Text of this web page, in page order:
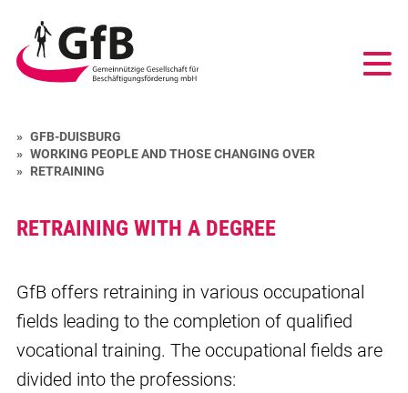
Gemeinnützige
mbH
GFB-DUISBURG
WORKING PEOPLE AND THOSE CHANGING OVER
RETRAINING
RETRAINING WITH A DEGREE
GfB offers retraining in various occupational
fields leading to the completion of qualified
vocational training. The occupational fields are
divided into the professions: